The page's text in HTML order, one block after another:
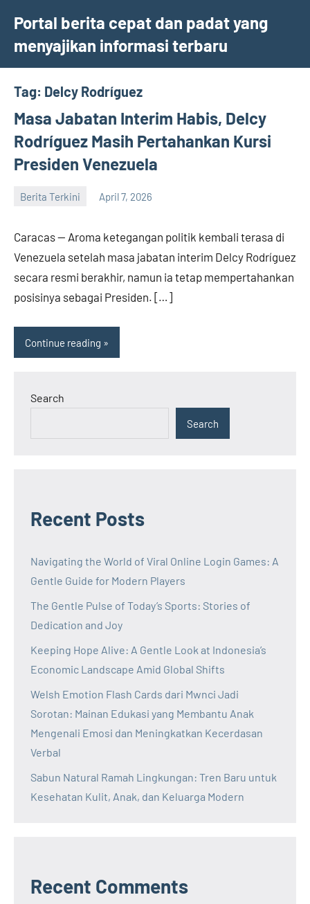
content
Portal berita cepat dan padat yang
menyajikan informasi terbaru
Tag: Delcy Rodríguez
Masa Jabatan Interim Habis, Delcy
Rodríguez Masih Pertahankan Kursi
Presiden Venezuela
Berita Terkini April 7, 2026
Caracas — Aroma ketegangan politik kembali terasa di
Venezuela setelah masa jabatan interim Delcy Rodríguez
secara resmi berakhir, namun ia tetap mempertahankan
posisinya sebagai Presiden. […]
Continue reading
Search
Search
Recent Posts
Navigating the World of Viral Online Login Games: A
Gentle Guide for Modern Players
The Gentle Pulse of Today’s Sports: Stories of
Dedication and Joy
Keeping Hope Alive: A Gentle Look at Indonesia’s
Economic Landscape Amid Global Shifts
Welsh Emotion Flash Cards dari Mwnci Jadi
Sorotan: Mainan Edukasi yang Membantu Anak
Mengenali Emosi dan Meningkatkan Kecerdasan
Verbal
Sabun Natural Ramah Lingkungan: Tren Baru untuk
Kesehatan Kulit, Anak, dan Keluarga Modern
Recent Comments